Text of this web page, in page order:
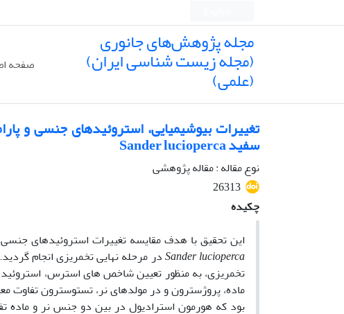
مجله پژوهش‌های جانوری
(مجله زیست شناسی ایران)
(علمی) صفحه
تغییرات بیوشیمیایی، استروئیدهای جنسی و
سفید Sander lucioperca
نوع مقاله : مقاله پژوهشی
26313
چکیده
این تحقیق با هدف مقایسه تغییرات استروئیدهای
Sander lucioperca
تخمریزی، به منظور تعیین شاخص های استرس،
ماده، پروژسترون و در مولدهای نر، تستوسترون تفاوت
بود که هورمون استرادیول در بین دو جنس نر و ماده